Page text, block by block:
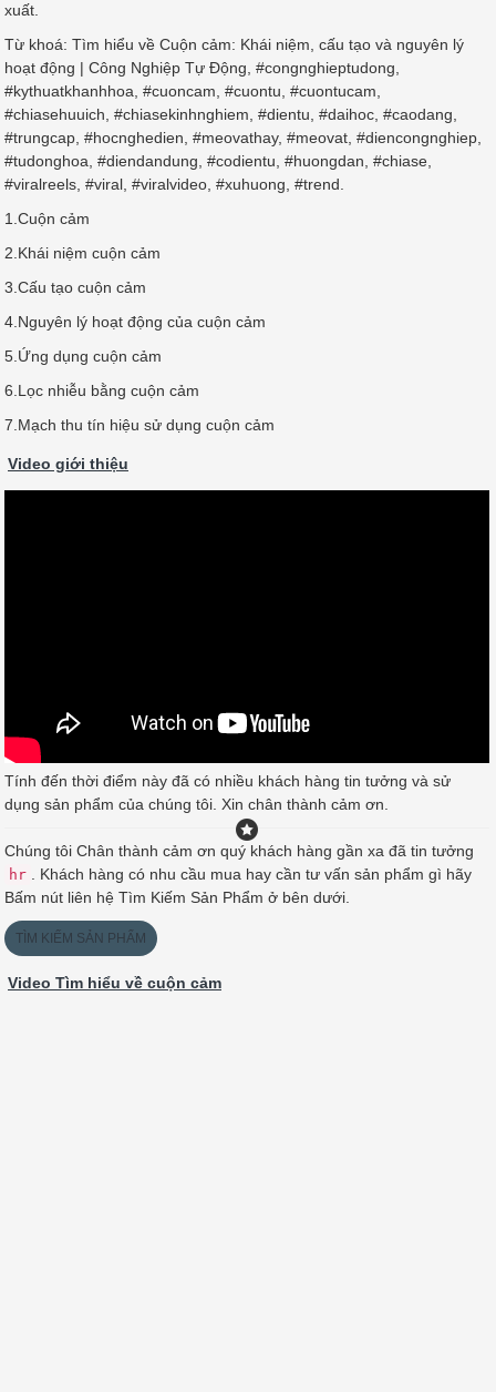
xuất.
Từ khoá: Tìm hiểu về Cuộn cảm: Khái niệm, cấu tạo và nguyên lý
hoạt động | Công Nghiệp Tự Động, #congnghieptudong,
#kythuatkhanhhoa, #cuoncam, #cuontu, #cuontucam,
#chiasehuuich, #chiasekinhnghiem, #dientu, #daihoc, #caodang,
#trungcap, #hocnghedien, #meovathay, #meovat, #diencongnghiep,
#tudonghoa, #diendandung, #codientu, #huongdan, #chiase,
#viralreels, #viral, #viralvideo, #xuhuong, #trend.
1.Cuộn cảm
2.Khái niệm cuộn cảm
3.Cấu tạo cuộn cảm
4.Nguyên lý hoạt động của cuộn cảm
5.Ứng dụng cuộn cảm
6.Lọc nhiễu bằng cuộn cảm
7.Mạch thu tín hiệu sử dụng cuộn cảm
Video giới thiệu
Tính đến thời điểm này đã có nhiều khách hàng tin tưởng và sử
dụng sản phẩm của chúng tôi. Xin chân thành cảm ơn.
Chúng tôi Chân thành cảm ơn quý khách hàng gần xa đã tin tưởng
hr
. Khách hàng có nhu cầu mua hay cần tư vấn sản phẩm gì hãy
Bấm nút liên hệ Tìm Kiếm Sản Phẩm ở bên dưới.
TÌM KIẾM SẢN PHẨM
Video Tìm hiểu về cuộn cảm